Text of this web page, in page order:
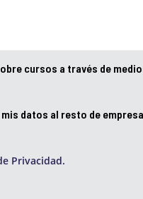
cursos a través de
datos al resto de
Privacidad.